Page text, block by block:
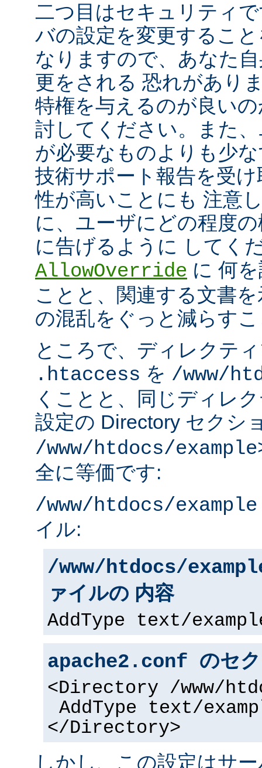
二つ目はセキュリティ
バの設定を変更するこ
なりますので、あなた
更をされる 恐れがあり
特権を与えるのが良い
討してください。また
が必要なものよりも少
技術サポート報告を受
性が高いことにも 注意
に、ユーザにどの程度
に告げるように してく
AllowOverride に 何
ことと、関連する文書
の混乱をぐっと減らす
ところで、ディレクテ
.htaccess を /www/
くことと、同じディレ
設定の Directory セクシ
/www/htdocs/
全に等価です:
/www/htdocs/example
イル:
/www/htdocs/
ァイルの 内容
AddType text/
apache2.conf のセク
<Directory /www/
AddType text/
</Directory>
しかし、この設定はサ